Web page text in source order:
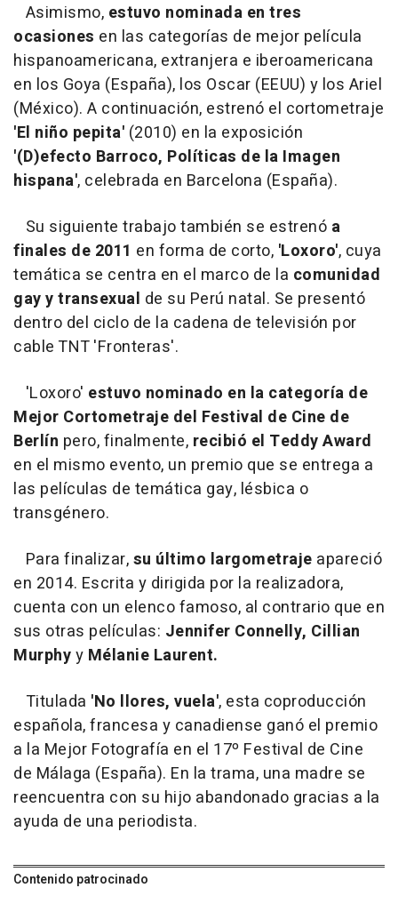
Asimismo, estuvo nominada en tres
ocasiones en las categorías de mejor película
hispanoamericana, extranjera e iberoamericana
en los Goya (España), los Oscar (EEUU) y los Ariel
(México). A continuación, estrenó el cortometraje
'El niño pepita' (2010) en la exposición
'(D)efecto Barroco, Políticas de la Imagen
hispana', celebrada en Barcelona (España).
Su siguiente trabajo también se estrenó a
finales de 2011 en forma de corto, 'Loxoro', cuya
temática se centra en el marco de la comunidad
gay y transexual de su Perú natal. Se presentó
dentro del ciclo de la cadena de televisión por
cable TNT 'Fronteras'.
'Loxoro' estuvo nominado en la categoría de
Mejor Cortometraje del Festival de Cine de
Berlín pero, finalmente, recibió el Teddy Award
en el mismo evento, un premio que se entrega a
las películas de temática gay, lésbica o
transgénero.
Para finalizar,su último largometraje apareció
en 2014. Escrita y dirigida por la realizadora,
cuenta con un elenco famoso, al contrario que en
sus otras películas: Jennifer Connelly, Cillian
Murphyy Mélanie Laurent.
Titulada 'No llores, vuela', esta coproducción
española, francesa y canadiense ganó el premio
a la Mejor Fotografía en el 17º Festival de Cine
de Málaga (España). En la trama, una madre se
reencuentra con su hijo abandonado gracias a la
ayuda de una periodista.
Contenido patrocinado